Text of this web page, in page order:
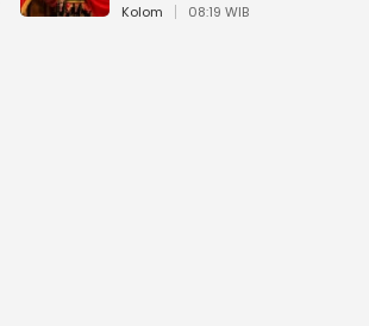
Kolom 08:19 WIB